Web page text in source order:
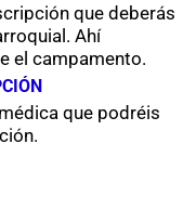
que deberás
Ahí
el campamento.
que podréis